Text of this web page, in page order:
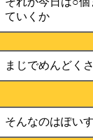
ていくか
まじでめんどく
そんなのはぽい